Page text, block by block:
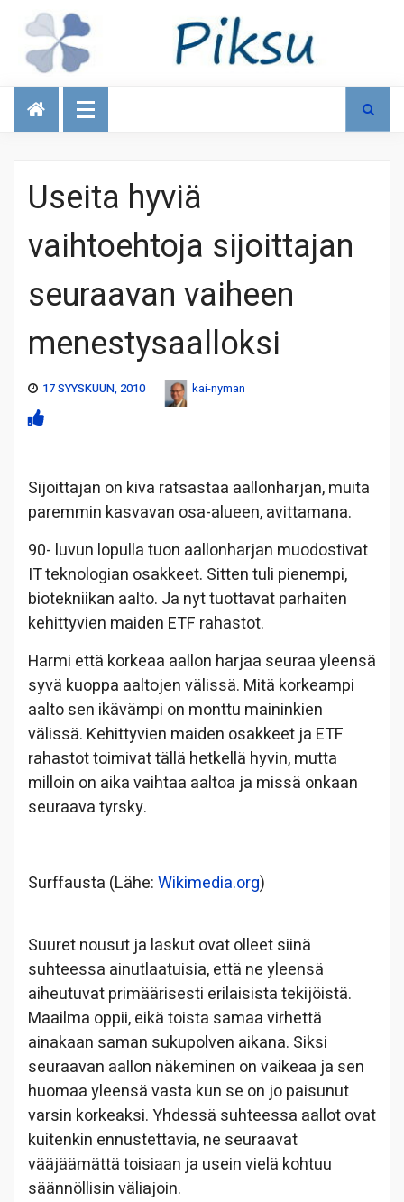
Talous
Useita hyviä
vaihtoehtoja sijoittajan
seuraavan vaiheen
menestysaalloksi
17 SYYSKUUN, 2010 kai-nyman
Sijoittajan on kiva ratsastaa aallonharjan, muita
paremmin kasvavan osa-alueen, avittamana.
90- luvun lopulla tuon aallonharjan muodostivat
IT teknologian osakkeet. Sitten tuli pienempi,
biotekniikan aalto. Ja nyt tuottavat parhaiten
kehittyvien maiden ETF rahastot.
Harmi että korkeaa aallon harjaa seuraa yleensä
syvä kuoppa aaltojen välissä. Mitä korkeampi
aalto sen ikävämpi on monttu maininkien
välissä. Kehittyvien maiden osakkeet ja ETF
rahastot toimivat tällä hetkellä hyvin, mutta
milloin on aika vaihtaa aaltoa ja missä onkaan
seuraava tyrsky.
Surffausta (Lähe:Wikimedia.org)
Suuret nousut ja laskut ovat olleet siinä
suhteessa ainutlaatuisia, että ne yleensä
aiheutuvat primäärisesti erilaisista tekijöistä.
Maailma oppii, eikä toista samaa virhettä
ainakaan saman sukupolven aikana. Siksi
seuraavan aallon näkeminen on vaikeaa ja sen
huomaa yleensä vasta kun se on jo paisunut
varsin korkeaksi. Yhdessä suhteessa aallot ovat
kuitenkin ennustettavia, ne seuraavat
vääjäämättä toisiaan ja usein vielä kohtuu
säännöllisin väliajoin.